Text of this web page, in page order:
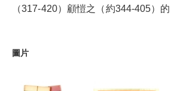
（317-420）顧愷之（約344-405）
圖片